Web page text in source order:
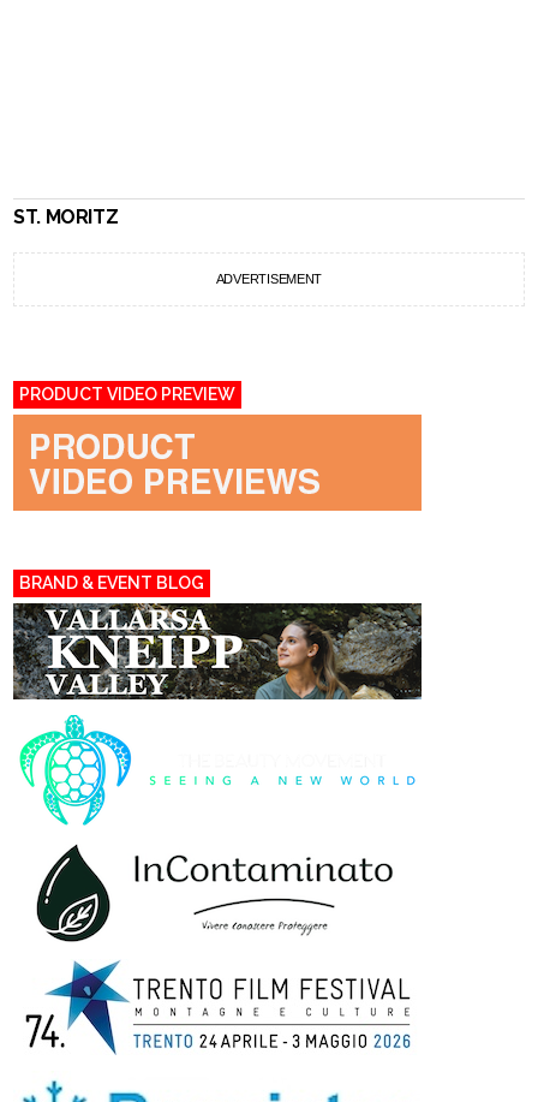
ST. MORITZ
ADVERTISEMENT
PRODUCT VIDEO PREVIEW
BRAND & EVENT BLOG